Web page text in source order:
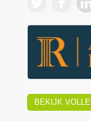
BEKIJK